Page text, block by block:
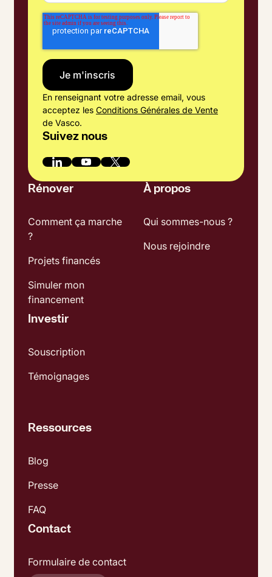
En renseignant votre adresse email, vous
acceptez les Conditions Générales de Vente
de Vasco.
Suivez nous
Rénover
Comment ça marche
?
Projets financés
Simuler mon
financement
Investir
Souscription
Témoignages
À propos
Qui sommes-nous ?
Nous rejoindre
Ressources
Blog
Presse
FAQ
Contact
Formulaire de contact